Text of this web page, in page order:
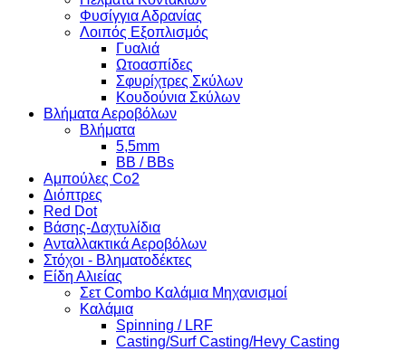
Φυσίγγια Αδρανίας
Λοιπός Εξοπλισμός
Γυαλιά
Ωτοασπίδες
Σφυρίχτρες Σκύλων
Κουδούνια Σκύλων
Βλήματα Αεροβόλων
Βλήματα
5,5mm
BB / BBs
Αμπούλες Co2
Διόπτρες
Red Dot
Βάσης-Δαχτυλίδια
Ανταλλακτικά Αεροβόλων
Στόχοι - Βληματοδέκτες
Είδη Αλιείας
Σετ Combo Καλάμια Μηχανισμοί
Καλάμια
Spinning / LRF
Casting/Surf Casting/Hevy Casting